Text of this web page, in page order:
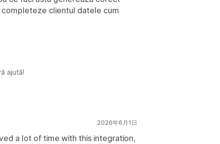
clientul datele cum
ajută!
2026年6月1日
a lot of time with this integration,